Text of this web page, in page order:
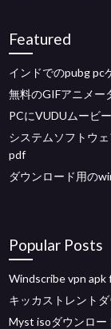
Featured
インドでのpubg pc
無料のGIFアニメー
PCにVUDUムービ
システムソフトウ
pdf
ダウンロード用の
Popular Posts
Windscribe vpn apk
キッカストレント
Myst isoダウンロー